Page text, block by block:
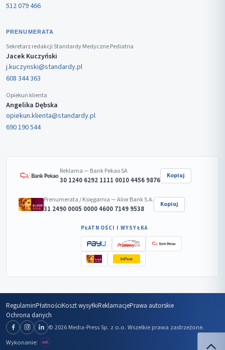
512 079 466
PRENUMERATA
Sekretarz redakcji Standardy Medyczne Pediatria
Jacek Kuczyński
j.kuczynski@standardy.pl
608 344 363
Opiekun klienta
Angelika Dębska
opiekun.klienta@standardy.pl
690 190 544
Reklama — Bank Pekao SA
30 1240 6292 1111 0010 4456 9876 Kopiuj
Prenumerata / Księgarnia — Alior Bank S.A.
31 2490 0005 0000 4600 7149 9538 Kopiuj
PŁATNOŚCI I WYSYŁKA
InPost
RegulaminPłatnościKoszt wysyłkiReklamacjePrawa autorskie
Ochrona danych
© 2026 Media-Press Sp. z o.o. Wszelkie prawa zastrzeżone.
Wykonanie: